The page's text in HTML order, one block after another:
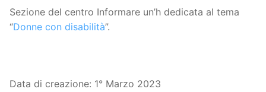
Sezione del centro Informare un’h dedicata al tema
“Donne con disabilità”.
Data di creazione: 1° Marzo 2023